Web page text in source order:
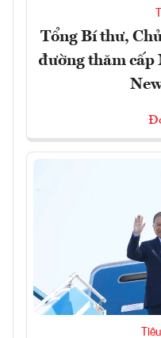
Tổng Bí thư,
đường thăm cấp